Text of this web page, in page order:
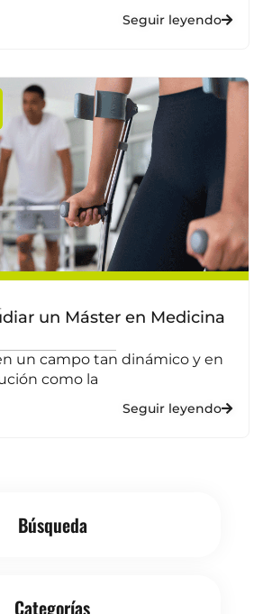
Seguir leyendo
un Máster en Medicina
un campo tan dinámico y en
como la
Seguir leyendo
Búsqueda
Categorías